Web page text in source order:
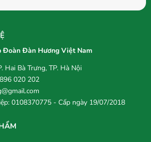
Đoàn Đàn Hương Việt Nam
Hai Bà Trưng, TP. Hà Nội
020 202
0108370775 - Cấp ngày 19/07/2018